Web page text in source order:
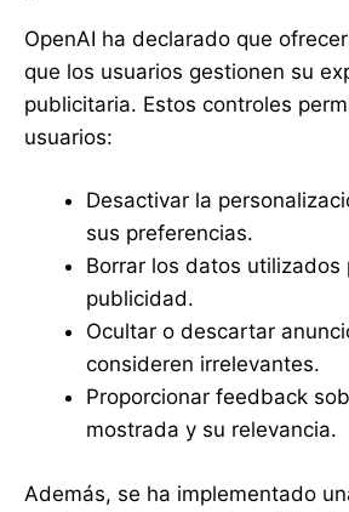
OpenAI ha declarado que
que los usuarios gestionen su
publicitaria. Estos controles
usuarios:
Desactivar la
sus preferencias.
Borrar los datos utilizados
publicidad.
Ocultar o descartar
consideren irrelevantes.
Proporcionar feedback
mostrada y su relevancia.
Además, se ha implementado